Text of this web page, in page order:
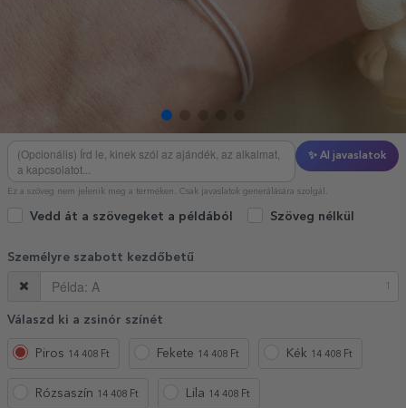
✨ AI javaslatok
Ez a szöveg nem jelenik meg a terméken. Csak javaslatok generálására szolgál.
Vedd át a szövegeket a példából Szöveg nélkül
Személyre szabott kezdőbetű
Válaszd ki a zsinór színét
Piros 14 408 Ft Fekete 14 408 Ft Kék 14 408 Ft
Rózsaszín 14 408 Ft Lila 14 408 Ft